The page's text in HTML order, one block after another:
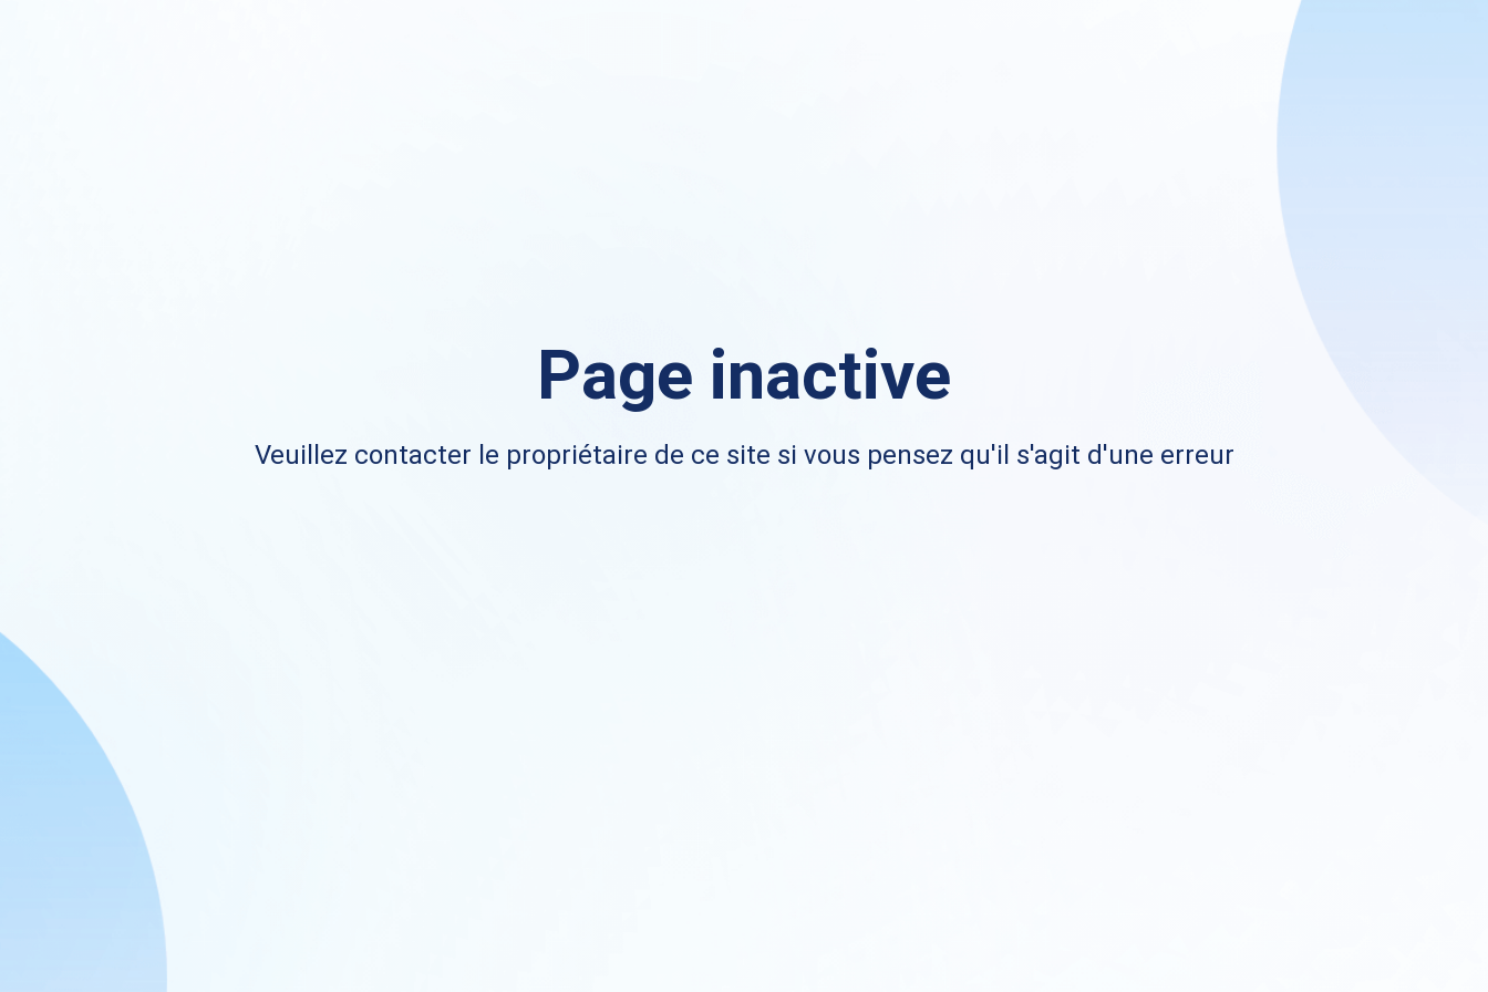
Page inactive
Veuillez contacter le propriétaire de ce site si vous pensez qu'il s'agit d'une erreur